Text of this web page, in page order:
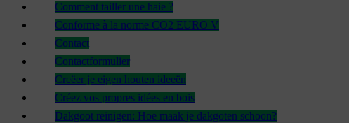
Comment tailler une haie ?
Conforme à la norme CO2 EURO V
Contact
Contactformulier
Creëer je eigen houten ideeën
Créez vos propres idées en bois
Dakgoot reinigen: Hoe maak je dakgoten schoon?